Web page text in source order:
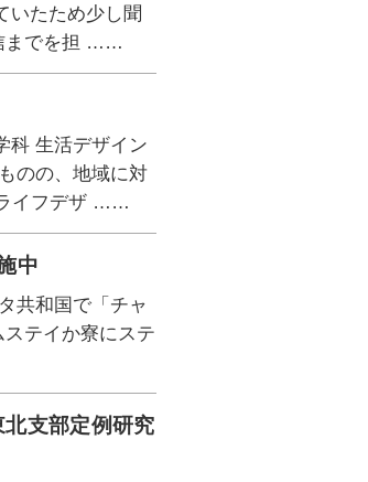
いたため少し聞
までを担 ……
科 生活デザイン
のの、地域に対
ライフデザ ……
中
共和国で「チャ
テイか寮にステ
支部定例研究